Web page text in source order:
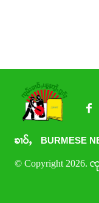
ၶၢဝ်ႇ BURMESE
© Copyright 2026. ၸု